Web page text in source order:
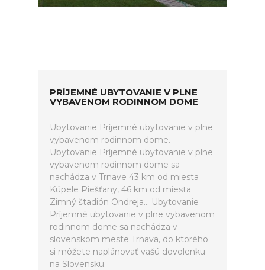
PRÍJEMNÉ UBYTOVANIE V PLNE
VYBAVENOM RODINNOM DOME
Ubytovanie Príjemné ubytovanie v plne
vybavenom rodinnom dome.
Ubytovanie Príjemné ubytovanie v plne
vybavenom rodinnom dome sa
nachádza v Trnave 43 km od miesta
Kúpele Piešťany, 46 km od miesta
Zimný štadión Ondreja... Ubytovanie
Príjemné ubytovanie v plne vybavenom
rodinnom dome sa nachádza v
slovenskom meste Trnava, do ktorého
si môžete naplánovať vašú dovolenku
na Slovensku.